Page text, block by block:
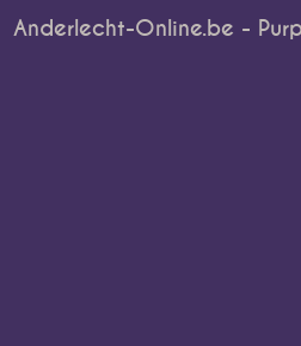
Anderlecht-Online.be -